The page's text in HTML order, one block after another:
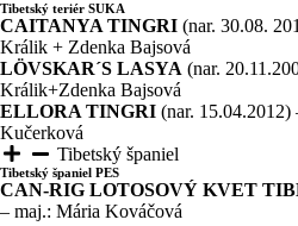
Tibetský teriér SUKA
CAITANYA TINGRI (nar. 30.08.
Králik + Zdenka Bajsová
LÖVSKAR´S LASYA (nar.
Králik+Zdenka Bajsová
ELLORA TINGRI (nar. 15.04.2012)
Kučerková
Tibetský španiel
Tibetský španiel PES
CAN-RIG LOTOSOVÝ KVET
– maj.: Mária Kováčová